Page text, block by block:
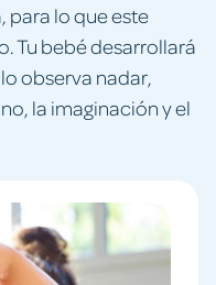
para lo que este
Tu bebé desarrollará
observa nadar,
la imaginación y el